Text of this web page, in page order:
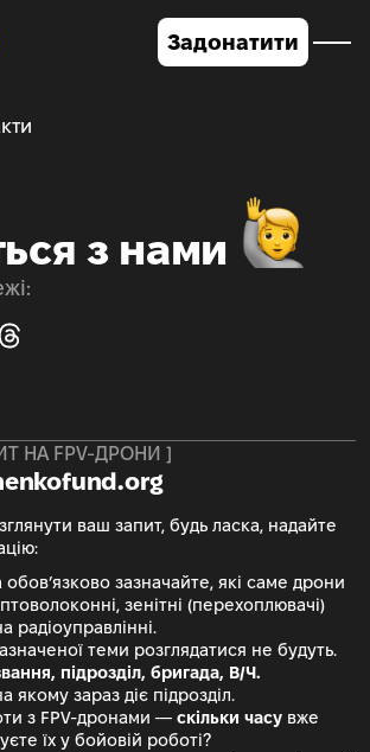
Задонатити
з нами
НА FPV-ДРОНИ ]
ваш запит, будь ласка, надайте
обов’язково зазначайте, які саме дрони
зенітні (перехоплювачі)
радіоуправлінні.
теми розглядатися не будуть.
підрозділ, бригада, В/Ч.
якому зараз діє підрозділ.
з FPV-дронами — скільки часу вже
їх у бойовій роботі?